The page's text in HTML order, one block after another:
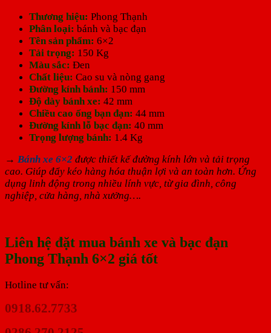
Thương hiệu: Phong Thạnh
Phân loại: bánh và bạc đạn
Tên sản phẩm: 6×2
Tải trọng: 150 Kg
Màu sắc: Đen
Chất liệu: Cao su và nòng gang
Đường kính bánh: 150 mm
Độ dày bánh xe: 42 mm
Chiều cao ống bạn đạn: 44 mm
Đường kính lỗ bạc đạn: 40 mm
Trọng lượng bánh: 1.4 Kg
→ Bánh xe 6×2 được thiết kế đường kính lớn và tải trọng
cao. Giúp đẩy kéo hàng hóa thuận lợi và an toàn hơn. Ứng
dụng linh động trong nhiều lính vực, từ gia đình, công
nghiệp, cửa hàng, nhà xưởng….
Liên hệ đặt mua bánh xe và bạc đạn
Phong Thạnh 6×2 giá tốt
Hotline tư vấn:
0918.62.7733